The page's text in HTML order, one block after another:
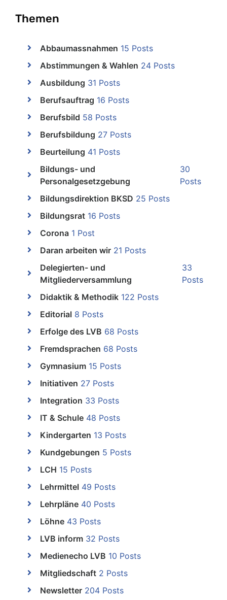
Themen
Abbaumassnahmen 15 Posts
Abstimmungen & Wahlen 24 Posts
Ausbildung 31 Posts
Berufsauftrag 16 Posts
Berufsbild 58 Posts
Berufsbildung 27 Posts
Beurteilung 41 Posts
Bildungs- und
Personalgesetzgebung
30
Posts
Bildungsdirektion BKSD 25 Posts
Bildungsrat 16 Posts
Corona 1 Post
Daran arbeiten wir 21 Posts
Delegierten- und
Mitgliederversammlung
33
Posts
Didaktik & Methodik 122 Posts
Editorial 8 Posts
Erfolge des LVB 68 Posts
Fremdsprachen 68 Posts
Gymnasium 15 Posts
Initiativen 27 Posts
Integration 33 Posts
IT & Schule 48 Posts
Kindergarten 13 Posts
Kundgebungen 5 Posts
LCH 15 Posts
Lehrmittel 49 Posts
Lehrpläne 40 Posts
Löhne 43 Posts
LVB inform 32 Posts
Medienecho LVB 10 Posts
Mitgliedschaft 2 Posts
Newsletter 204 Posts